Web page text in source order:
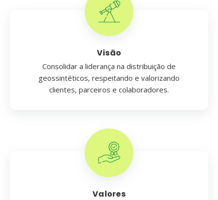
Visão
Consolidar a liderança na distribuição de
geossintéticos, respeitando e valorizando
clientes, parceiros e colaboradores.
Valores